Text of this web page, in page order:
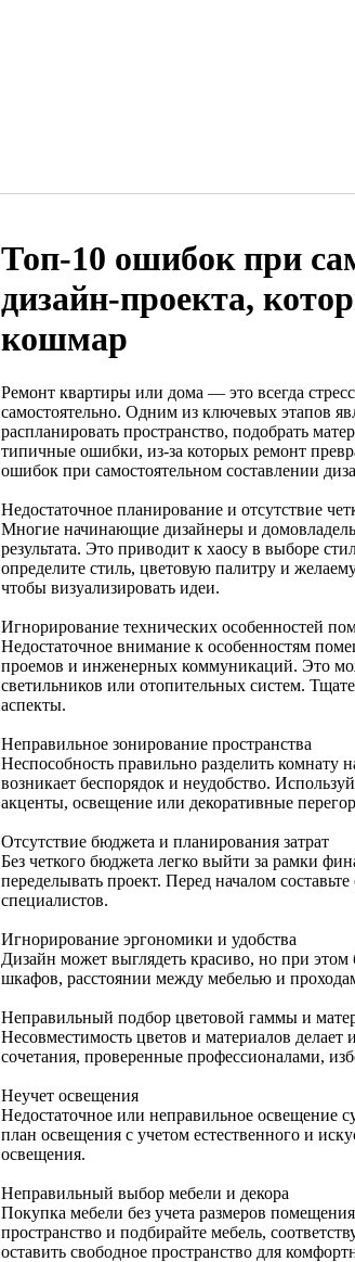
Топ-10 ошибок при
дизайн-проекта,
кошмар
Ремонт квартиры или дома — это всегда
самостоятельно. Одним из ключевых этапов
распланировать пространство, подобрать
типичные ошибки, из-за которых ремонт
ошибок при самостоятельном составлении
Недостаточное планирование и отсутствие
Многие начинающие дизайнеры и
результата. Это приводит к хаосу в выборе
определите стиль, цветовую палитру и
чтобы визуализировать идеи.
Игнорирование технических особенностей
Недостаточное внимание к особенностям
проемов и инженерных коммуникаций. Это
светильников или отопительных систем.
аспекты.
Неправильное зонирование пространства
Неспособность правильно разделить
возникает беспорядок и неудобство.
акценты, освещение или декоративные
Отсутствие бюджета и планирования затрат
Без четкого бюджета легко выйти за рамки
переделывать проект. Перед началом
специалистов.
Игнорирование эргономики и удобства
Дизайн может выглядеть красиво, но при
шкафов, расстоянии между мебелью и
Неправильный подбор цветовой гаммы и
Несовместимость цветов и материалов
сочетания, проверенные профессионалами,
Неучет освещения
Недостаточное или неправильное освещение
план освещения с учетом естественного и
освещения.
Неправильный выбор мебели и декора
Покупка мебели без учета размеров
пространство и подбирайте мебель,
оставить свободное пространство для